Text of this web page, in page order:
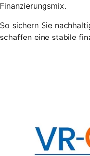
Finanzierungsmix.
So sichern Sie
schaffen eine stabile